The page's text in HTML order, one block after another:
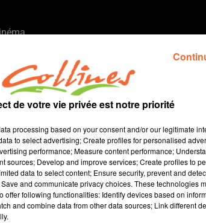
Fauteuil Rouge à Bressuire, vous propose
2 min 21
de votre vie privée est notre priorité
processing based on your consent and/or our legitimate
to select advertising; Create profiles for personalised
performance; Measure content performance;
sources; Develop and improve services; Create profiles to
data to select content; Ensure security, prevent and
and communicate privacy choices. These technologies
offer following functionalities: Identify devices based on
and combine data from other data sources; Link different